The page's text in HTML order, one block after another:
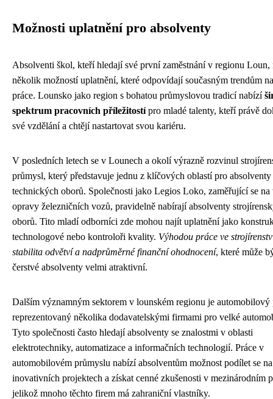
Možnosti uplatnění pro absolventy
Absolventi škol, kteří hledají své první zaměstnání v regionu Loun,
několik možností uplatnění, které odpovídají současným trendům
práce. Lounsko jako region s bohatou průmyslovou tradicí nabízí
spektrum pracovních příležitostípro mladé talenty, kteří právě
své vzdělání a chtějí nastartovat svou kariéru.
V posledních letech se v Lounech a okolí výrazně rozvinul
průmysl, který představuje jednu z klíčových oblastí pro absolventy
technických oborů. Společnosti jako Legios Loko, zaměřující se na
opravy železničních vozů, pravidelně nabírají absolventy
oborů. Tito mladí odborníci zde mohou najít uplatnění jako
technologové nebo kontroloři kvality. Výhodou práce ve
stabilita odvětví a nadprůměrné finanční ohodnocení, které může
čerstvé absolventy velmi atraktivní.
Dalším významným sektorem v lounském regionu je automobilový
reprezentovaný několika dodavatelskými firmami pro velké
Tyto společnosti často hledají absolventy se znalostmi v oblasti
elektrotechniky, automatizace a informačních technologií. Práce v
automobilovém průmyslu nabízí absolventům možnost podílet se na
inovativních projektech a získat cenné zkušenosti v mezinárodním
jelikož mnoho těchto firem má zahraniční vlastníky.